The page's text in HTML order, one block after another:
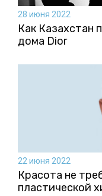
28 июня 2022
Как Казахстан
дома Dior
22 июня 2022
Красота не
пластической